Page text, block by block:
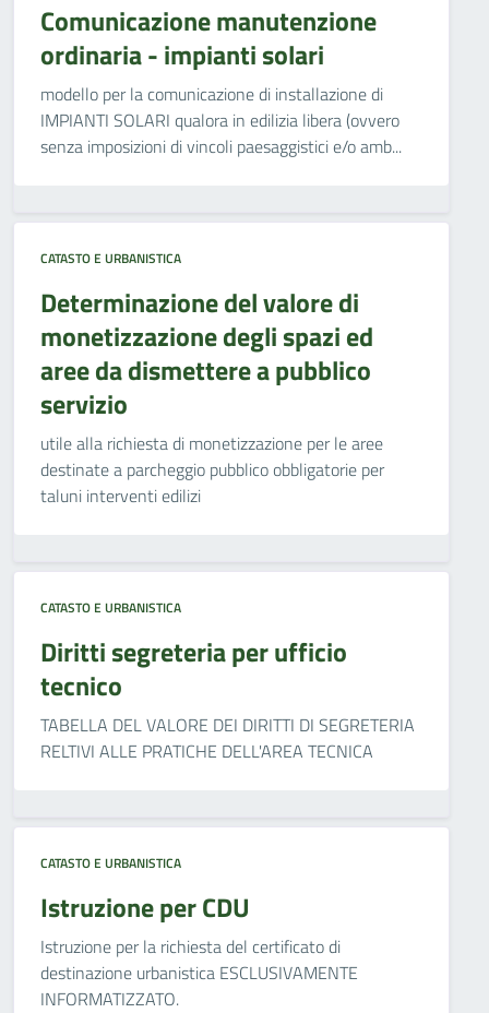
Comunicazione manutenzione
ordinaria - impianti solari
modello per la comunicazione di installazione di
IMPIANTI SOLARI qualora in edilizia libera (ovvero
senza imposizioni di vincoli paesaggistici e/o amb...
CATASTO E URBANISTICA
Determinazione del valore di
monetizzazione degli spazi ed
aree da dismettere a pubblico
servizio
utile alla richiesta di monetizzazione per le aree
destinate a parcheggio pubblico obbligatorie per
taluni interventi edilizi
CATASTO E URBANISTICA
Diritti segreteria per ufficio
tecnico
TABELLA DEL VALORE DEI DIRITTI DI SEGRETERIA
RELTIVI ALLE PRATICHE DELL'AREA TECNICA
CATASTO E URBANISTICA
Istruzione per CDU
Istruzione per la richiesta del certificato di
destinazione urbanistica ESCLUSIVAMENTE
INFORMATIZZATO.